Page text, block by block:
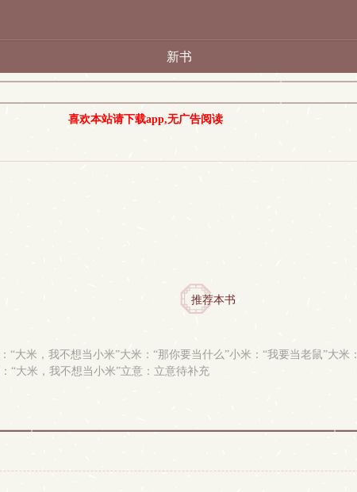
新书
喜欢本站请下载app,无广告阅读
推荐本书
“大米，我不想当小米”大米：“那你要当什么”小米：“我要当老鼠”大
大米，我不想当小米”立意：立意待补充